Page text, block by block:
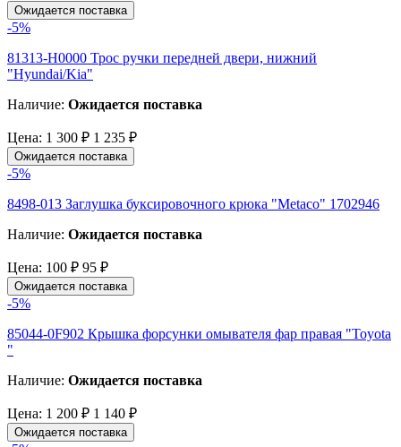
Ожидается поставка
-5%
81313-H0000 Трос ручки передней двери, нижний
"Hyundai/Kia"
Наличие: Ожидается поставка
Цена: 1 300 ₽ 1 235 ₽
Ожидается поставка
-5%
8498-013 Заглушка буксировочного крюка "Metaco" 1702946
Наличие: Ожидается поставка
Цена: 100 ₽ 95 ₽
Ожидается поставка
-5%
85044-0F902 Крышка форсунки омывателя фар правая "Toyota
"
Наличие: Ожидается поставка
Цена: 1 200 ₽ 1 140 ₽
Ожидается поставка